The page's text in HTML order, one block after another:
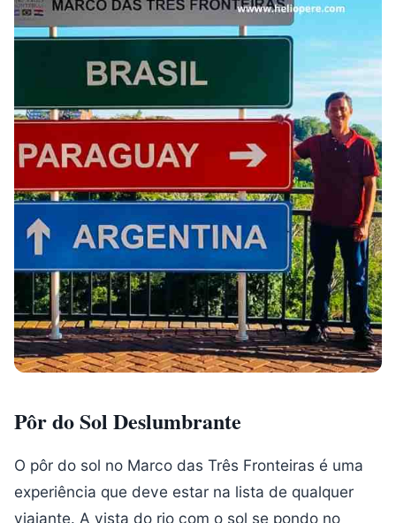
Pôr do Sol Deslumbrante
O pôr do sol no Marco das Três Fronteiras é uma
experiência que deve estar na lista de qualquer
viajante. A vista do rio com o sol se pondo no